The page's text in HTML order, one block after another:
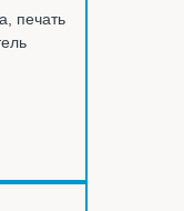
печать